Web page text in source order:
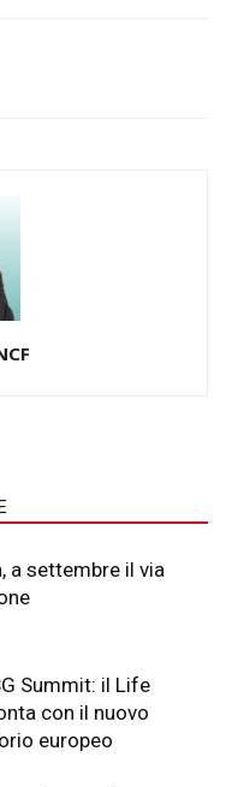
a settembre il via
Summit: il Life
con il nuovo
europeo